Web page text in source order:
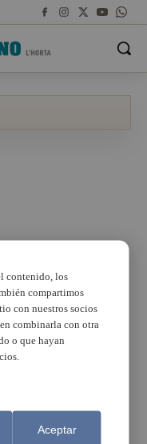
contenido, los
compartimos
con nuestros socios
combinarla con otra
o que hayan
Aceptar